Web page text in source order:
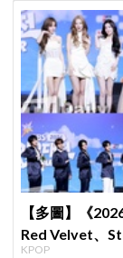
【多圖】《
Red Velvet、
KPOP